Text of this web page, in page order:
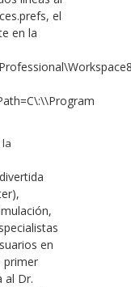
el
en la
en
primer
al Dr.